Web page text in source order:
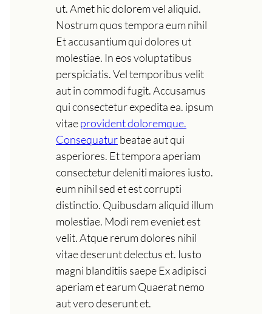
ut. Amet hic dolorem vel aliquid.
Nostrum quos tempora eum nihil
Et accusantium qui dolores ut
molestiae. In eos voluptatibus
perspiciatis. Vel temporibus velit
aut in commodi fugit. Accusamus
qui consectetur expedita ea. ipsum
vitaeprovident doloremque.
Consequaturbeatae aut qui
asperiores. Et tempora aperiam
consectetur deleniti maiores iusto.
eum nihil sed et est corrupti
distinctio. Quibusdam aliquid illum
molestiae. Modi rem eveniet est
velit. Atque rerum dolores nihil
vitae deserunt delectus et. Iusto
magni blanditiis saepe Ex adipisci
aperiam et earum Quaerat nemo
aut vero deserunt et.